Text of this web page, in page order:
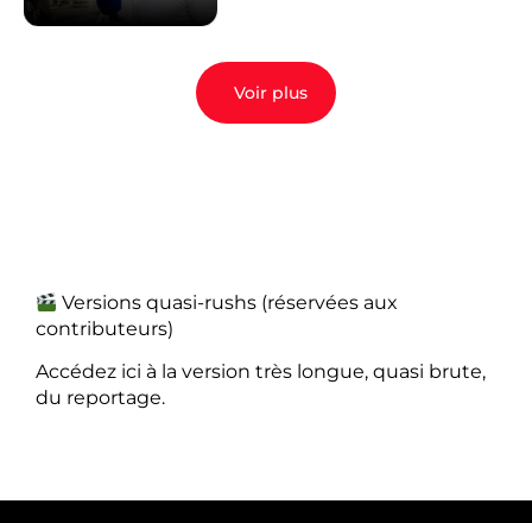
Voir plus
Versions quasi-rushs (réservées aux
contributeurs)
Accédez ici à la version très longue, quasi brute,
du reportage.